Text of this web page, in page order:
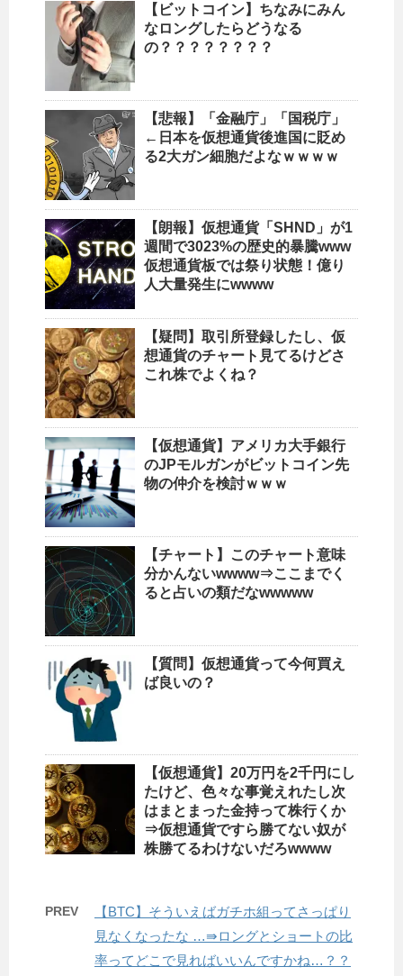
【ビットコイン】ちなみにみん
なロングしたらどうなる
の？？？？？？？？
【悲報】「金融庁」「国税庁」
←日本を仮想通貨後進国に貶め
る2大ガン細胞だよなｗｗｗｗ
【朗報】仮想通貨「SHND」が1
週間で3023%の歴史的暴騰www
仮想通貨板では祭り状態！億り
人大量発生にwwww
【疑問】取引所登録したし、仮
想通貨のチャート見てるけどさ
これ株でよくね？
【仮想通貨】アメリカ大手銀行
のJPモルガンがビットコイン先
物の仲介を検討ｗｗｗ
【チャート】このチャート意味
分かんないwwww⇒ここまでく
ると占いの類だなwwwww
【質問】仮想通貨って今何買え
ば良いの？
【仮想通貨】20万円を2千円にし
たけど、色々な事覚えれたし次
はまとまった金持って株行くか
⇒仮想通貨ですら勝てない奴が
株勝てるわけないだろwwww
PREV
【BTC】そういえばガチホ組ってさっぱり
見なくなったな …⇛ロングとショートの比
率ってどこで見ればいいんですかね…？？